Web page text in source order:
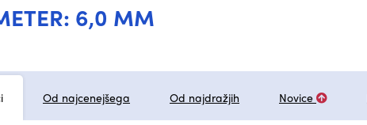
6,0 MM
Od najcenejšega Od najdražjih Novice